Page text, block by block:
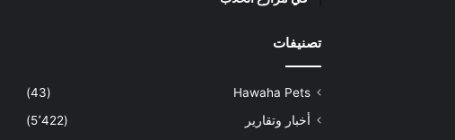
تصنيفات
Hawaha Pets
(43)
أخبار وتقارير
(5٬422)